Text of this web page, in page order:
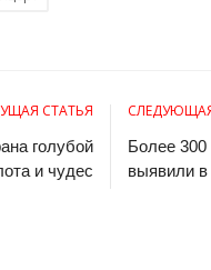
СТАТЬЯ
голубой
и чудес
Более 300
выявили